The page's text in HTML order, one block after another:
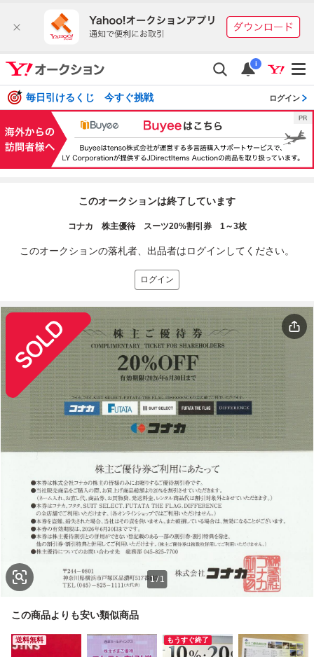
i
毎日引けるくじ 今すぐ挑戦 ログイン
このオークションは終了しています
コナカ 株主優待 スーツ20%割引券 1～3枚
このオークションの落札者、出品者はログインしてください。
ログイン
1/ 1
この商品よりも安い類似商品
送料無料 もうすぐ終了